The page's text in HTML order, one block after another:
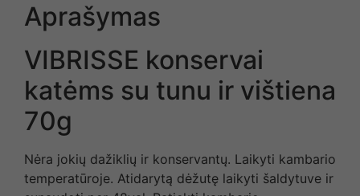
Aprašymas
VIBRISSE konservai
katėms su tunu ir vištiena
70g
Nėra jokių dažiklių ir konservantų. Laikyti kambario
temperatūroje. Atidarytą dėžutę laikyti šaldytuve ir